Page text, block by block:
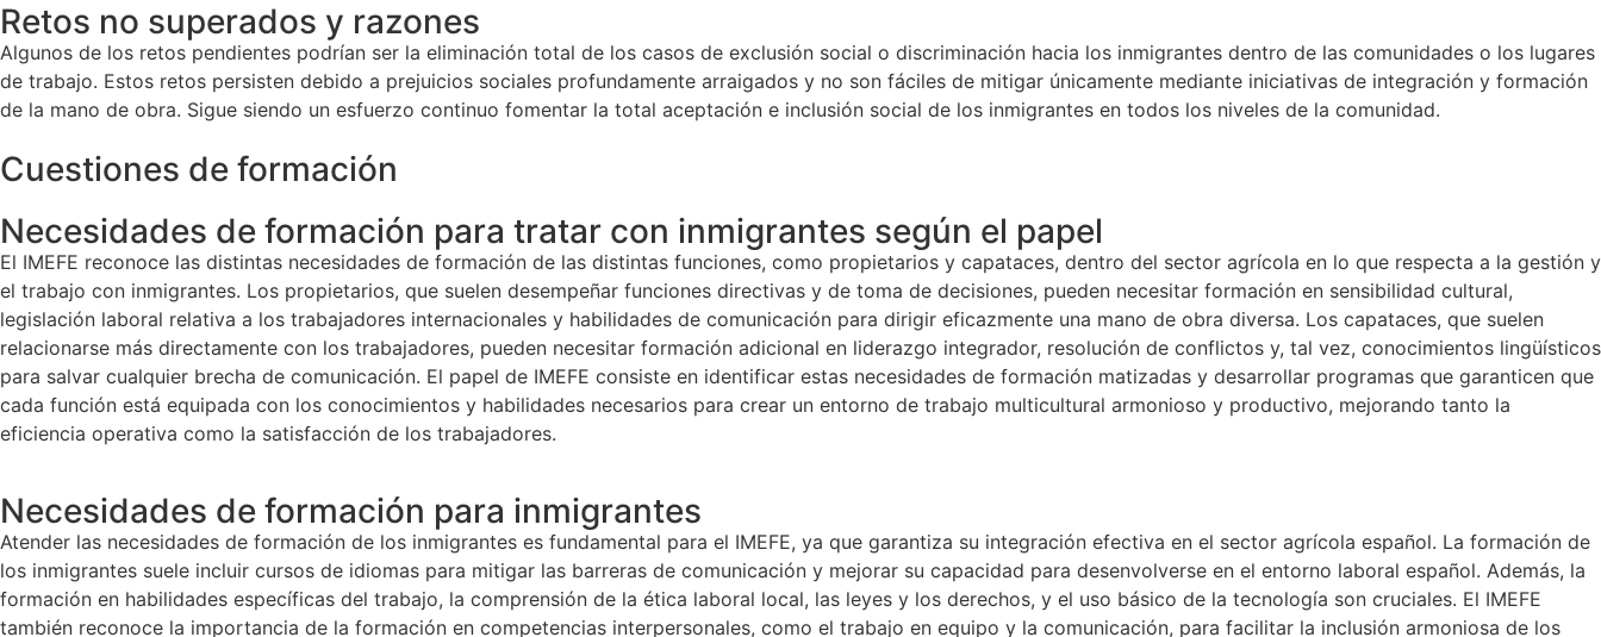
Retos no superados y razones
Algunos de los retos pendientes podrían ser la eliminación total de los casos de exclusión social o discriminación hacia los inmigrantes dentro de las comunidades o los lugares
de trabajo. Estos retos persisten debido a prejuicios sociales profundamente arraigados y no son fáciles de mitigar únicamente mediante iniciativas de integración y formación
de la mano de obra. Sigue siendo un esfuerzo continuo fomentar la total aceptación e inclusión social de los inmigrantes en todos los niveles de la comunidad.
Cuestiones de formación
Necesidades de formación para tratar con inmigrantes según el papel
El IMEFE reconoce las distintas necesidades de formación de las distintas funciones, como propietarios y capataces, dentro del sector agrícola en lo que respecta a la gestión y
el trabajo con inmigrantes. Los propietarios, que suelen desempeñar funciones directivas y de toma de decisiones, pueden necesitar formación en sensibilidad cultural,
legislación laboral relativa a los trabajadores internacionales y habilidades de comunicación para dirigir eficazmente una mano de obra diversa. Los capataces, que suelen
relacionarse más directamente con los trabajadores, pueden necesitar formación adicional en liderazgo integrador, resolución de conflictos y, tal vez, conocimientos lingüísticos
para salvar cualquier brecha de comunicación. El papel de IMEFE consiste en identificar estas necesidades de formación matizadas y desarrollar programas que garanticen que
cada función está equipada con los conocimientos y habilidades necesarios para crear un entorno de trabajo multicultural armonioso y productivo, mejorando tanto la
eficiencia operativa como la satisfacción de los trabajadores.
Necesidades de formación para inmigrantes
Atender las necesidades de formación de los inmigrantes es fundamental para el IMEFE, ya que garantiza su integración efectiva en el sector agrícola español. La formación de
los inmigrantes suele incluir cursos de idiomas para mitigar las barreras de comunicación y mejorar su capacidad para desenvolverse en el entorno laboral español. Además, la
formación en habilidades específicas del trabajo, la comprensión de la ética laboral local, las leyes y los derechos, y el uso básico de la tecnología son cruciales. El IMEFE
también reconoce la importancia de la formación en competencias interpersonales, como el trabajo en equipo y la comunicación, para facilitar la inclusión armoniosa de los